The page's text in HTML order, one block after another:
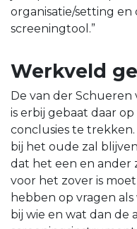
organisatie/setting en
screeningtool.”
Werkveld
De van der Schueren
is erbij gebaat daar
conclusies te
bij het oude zal
dat het een en ander
voor het zover is
hebben op vragen
bij wie en wat dan de